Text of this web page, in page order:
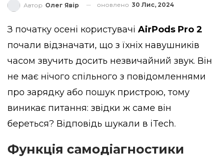
Автор Олег Явір оновлено 30 Лис, 2024
З початку осені користувачі AirPods Pro 2
почали відзначати, що з їхніх навушників
часом звучить досить незвичайний звук. Він
не має нічого спільного з повідомленнями
про зарядку або пошук пристрою, тому
виникає питання: звідки ж саме він
береться? Відповідь шукали в iTech.
Функція самодіагностики